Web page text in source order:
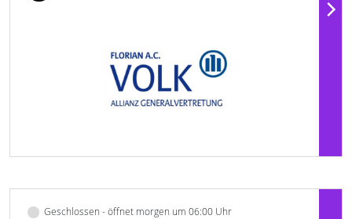
Geschlossen - öffnet morgen um 06:00 Uhr